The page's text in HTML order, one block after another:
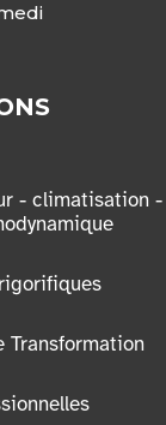
- climatisation -
Transformation